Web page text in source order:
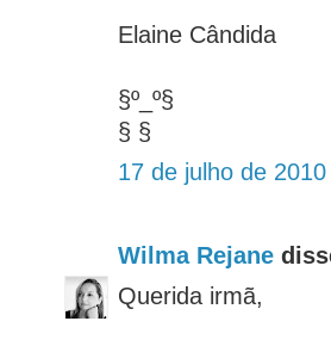
Elaine Cândida
§º_º§
§ §
17 de julho de
Wilma Rejane
Querida irmã,